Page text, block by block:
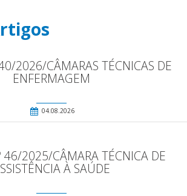
2026/CÂMARAS TÉCNICAS DE
ENFERMAGEM
04.08.2026
46/2025/CÂMARA TÉCNICA DE
À SAÚDE